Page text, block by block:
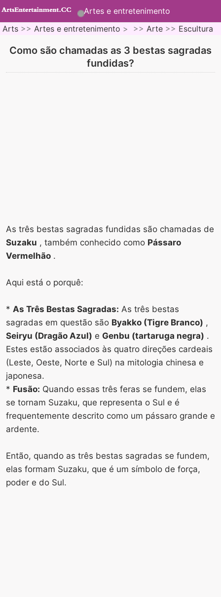
Artes e entretenimento
Arts >> Artes e entretenimento > >> Arte >> Escultura
Como são chamadas as 3 bestas sagradas
fundidas?
As três bestas sagradas fundidas são chamadas de
Suzaku , também conhecido como Pássaro
Vermelhão .
Aqui está o porquê:
* As Três Bestas Sagradas: As três bestas
sagradas em questão são Byakko (Tigre Branco) ,
Seiryu (Dragão Azul) e Genbu (tartaruga negra) .
Estes estão associados às quatro direções cardeais
(Leste, Oeste, Norte e Sul) na mitologia chinesa e
japonesa.
* Fusão: Quando essas três feras se fundem, elas
se tornam Suzaku, que representa o Sul e é
frequentemente descrito como um pássaro grande e
ardente.
Então, quando as três bestas sagradas se fundem,
elas formam Suzaku, que é um símbolo de força,
poder e do Sul.